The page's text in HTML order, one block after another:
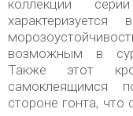
коллекции
возможным в
Также этот
самоклеящимся
стороне гонта, что